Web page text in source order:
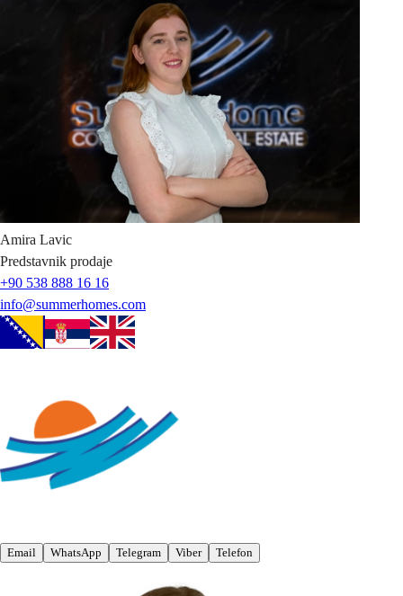
Amira Lavic
Predstavnik prodaje
+90 538 888 16 16
info@summerhomes.com
Email WhatsApp Telegram Viber Telefon